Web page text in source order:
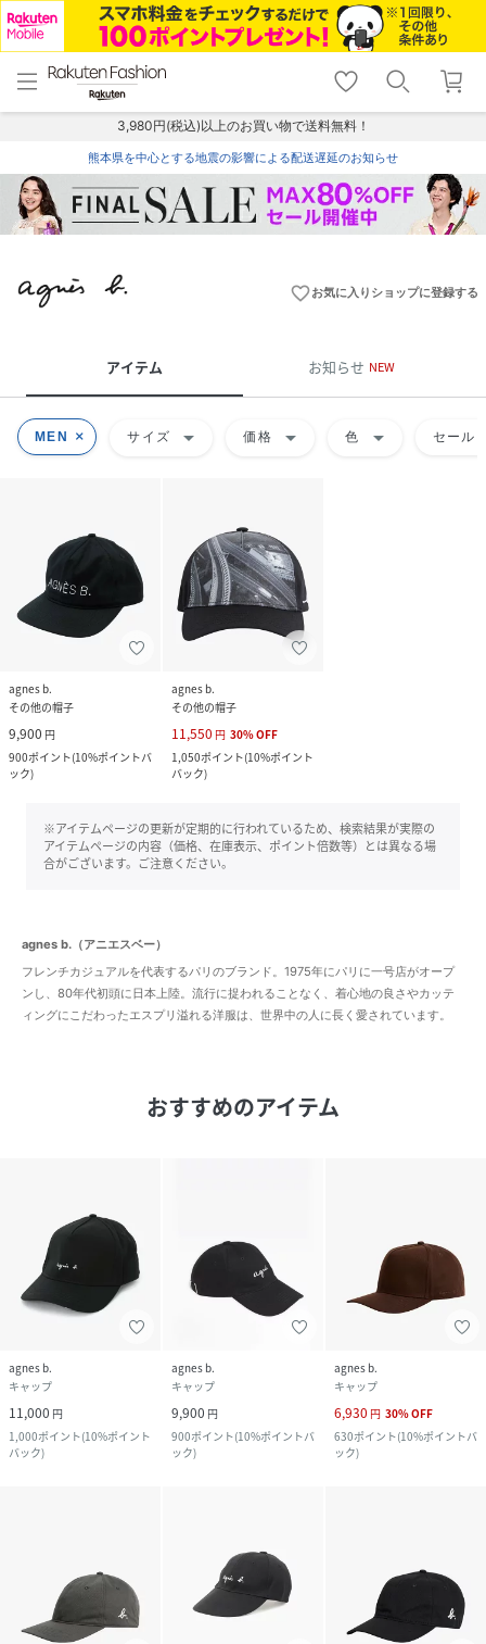
menu home
トップ
shopping_cart lock_outline
ログイン
3,980円(税込)以上のお買い物で送料無料！
熊本県を中心とする地震の影響による配送遅延のお知らせ
favorite_borderお気に入りショップに登録する
アイテム お知らせ NEW
MEN サイズ arrow_drop_down 価格 arrow_drop_down 色 arrow_drop_down セール
agnes b.
その他の帽子
9,900 円
900ポイント(10%ポイントバ
ック)
agnes b.
その他の帽子
11,550 円 30%OFF
1,050ポイント(10%ポイント
バック)
※アイテムページの更新が定期的に行われているため、検索結果が実際の
アイテムページの内容（価格、在庫表示、ポイント倍数等）とは異なる場
合がございます。ご注意ください。
agnes b.（アニエスベー）
フレンチカジュアルを代表するパリのブランド。1975年にパリに一号店がオープ
ンし、80年代初頭に日本上陸。流行に捉われることなく、着心地の良さやカッテ
ィングにこだわったエスプリ溢れる洋服は、世界中の人に長く愛されています。
おすすめのアイテム
agnes b.
キャップ
11,000 円
1,000ポイント(10%ポイント
バック)
agnes b.
キャップ
9,900 円
900ポイント(10%ポイントバ
ック)
agnes b.
キャップ
6,930 円 30%OFF
630ポイント(10%ポイントバ
ック)